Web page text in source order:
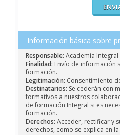
Información básica sobre
Responsable: Academia Integral
Finalidad: Envío de información
formación.
Legitimación: Consentimiento
Destinatarios: Se cederán con
formativos a nuestros
de formación Integral si es
formación.
Derechos: Acceder, rectificar y
derechos, como se explica en